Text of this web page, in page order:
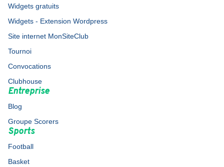
Widgets gratuits
Widgets - Extension Wordpress
Site internet MonSiteClub
Tournoi
Convocations
Clubhouse
Entreprise
Blog
Groupe Scorers
Sports
Football
Basket